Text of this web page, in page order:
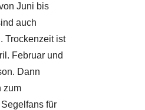
Juni bis
auch
Trockenzeit ist
Februar und
Dann
zum
für